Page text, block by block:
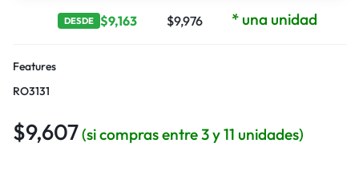
DESDE $9,163 $9,976 * una unidad
Features
RO3131
$9,607(si compras entre 3 y 11 unidades)